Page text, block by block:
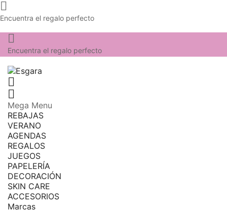

Encuentra el regalo perfecto

Encuentra el regalo perfecto


Mega Menu
REBAJAS
VERANO
AGENDAS
REGALOS
JUEGOS
PAPELERÍA
DECORACIÓN
SKIN CARE
ACCESORIOS
Marcas